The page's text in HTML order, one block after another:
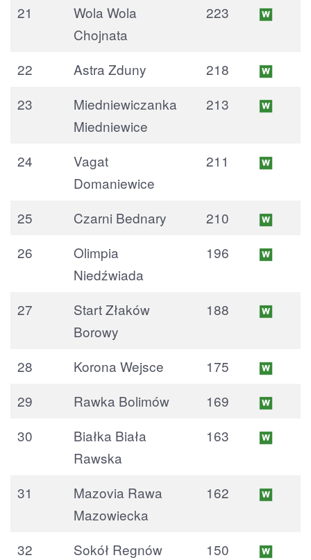
21
Wola Wola
Chojnata
223
22 Astra Zduny
218
23
Miedniewiczanka
Miedniewice
213
24
Vagat
Domaniewice
211
25 Czarni Bednary
210
26
Olimpia
Niedźwiada
196
27
Start Złaków
Borowy
188
28 Korona Wejsce
175
29
Rawka Bolimów
169
30
Białka Biała
Rawska
163
31
Mazovia Rawa
Mazowiecka
162
32 Sokół Regnów
150